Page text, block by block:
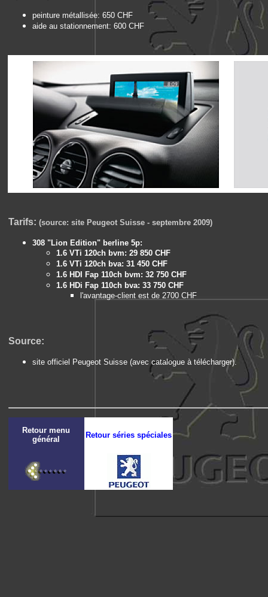
peinture métallisée: 650 CHF
aide au stationnement: 600 CHF
Tarifs: (source: site Peugeot Suisse - septembre 2009)
308 "Lion Edition" berline 5p:
1.6 VTi 120ch bvm: 29 850 CHF
1.6 VTi 120ch bva: 31 450 CHF
1.6 HDI Fap 110ch bvm: 32 750 CHF
1.6 HDi Fap 110ch bva: 33 750 CHF
l'avantage-client est de 2700 CHF
Source:
site officiel Peugeot Suisse (avec catalogue à télécharger).
Retour menu
général
Retour séries spéciales